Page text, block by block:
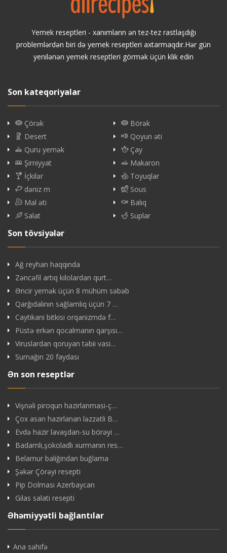
Yemek reseptleri - xanımların ən tez-tez rastlaşdığı
problemlərdən biri də yemek reseptleri axtarmaqdır.Hər gün
yenilənən yemek reseptleri görmək üçün klik edin
Son kateqoriyalar
Çörək
Börək
Desert
Qoyun əti
Quru yemək
Çay
Şirniyyat
Makaron
İçkilər
Toyuqlar
dəniz m
Sous
Mal əti
Balıq
Salat
Suplar
Son tövsiyələr
Ağ reyhan haqqında
Zəncəfil artıq kilolardan qurt…
Əncir yemək üçün 8 mühüm səbəb
Qarğıdalının sağlamlıq üçün 7 …
Caytikani bitkisi orqanizmdə f…
Püstə erkən qocalmanın qarşısı…
Viruslardan qoruyan təbii vasi…
Sumağın 20 faydası
Ən son reseptlər
Vişnəli piroqun hazirlanmasi-ç…
Çox asan hazirlanan ləzzətli B…
Evdə hazir lavaşdan-su börəyi …
Badamli,şokoladlı xurmanın res…
Belamur baliğindan buğlama
Şəkər Çörəyi resepti
Pip Dolması Azerbaycan
Gilas salati resepti
Əhəmiyyətli bağlantılar
Ana səhifə